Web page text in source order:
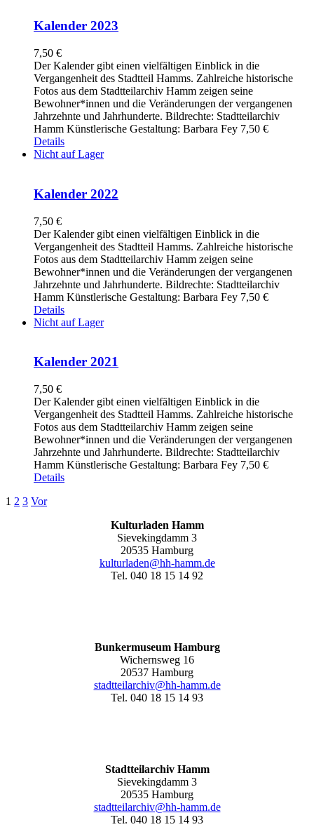
Kalender 2023
7,50 €
Der Kalender gibt einen vielfältigen Einblick in die
Vergangenheit des Stadtteil Hamms. Zahlreiche historische
Fotos aus dem Stadtteilarchiv Hamm zeigen seine
Bewohner*innen und die Veränderungen der vergangenen
Jahrzehnte und Jahrhunderte. Bildrechte: Stadtteilarchiv
Hamm Künstlerische Gestaltung: Barbara Fey 7,50 €
Details
Nicht auf Lager
Kalender 2022
7,50 €
Der Kalender gibt einen vielfältigen Einblick in die
Vergangenheit des Stadtteil Hamms. Zahlreiche historische
Fotos aus dem Stadtteilarchiv Hamm zeigen seine
Bewohner*innen und die Veränderungen der vergangenen
Jahrzehnte und Jahrhunderte. Bildrechte: Stadtteilarchiv
Hamm Künstlerische Gestaltung: Barbara Fey 7,50 €
Details
Nicht auf Lager
Kalender 2021
7,50 €
Der Kalender gibt einen vielfältigen Einblick in die
Vergangenheit des Stadtteil Hamms. Zahlreiche historische
Fotos aus dem Stadtteilarchiv Hamm zeigen seine
Bewohner*innen und die Veränderungen der vergangenen
Jahrzehnte und Jahrhunderte. Bildrechte: Stadtteilarchiv
Hamm Künstlerische Gestaltung: Barbara Fey 7,50 €
Details
1 2 3 Vor
Kulturladen Hamm
Sievekingdamm 3
20535 Hamburg
kulturladen@hh-hamm.de
Tel. 040 18 15 14 92
Bunkermuseum Hamburg
Wichernsweg 16
20537 Hamburg
stadtteilarchiv@hh-hamm.de
Tel. 040 18 15 14 93
Stadtteilarchiv Hamm
Sievekingdamm 3
20535 Hamburg
stadtteilarchiv@hh-hamm.de
Tel. 040 18 15 14 93